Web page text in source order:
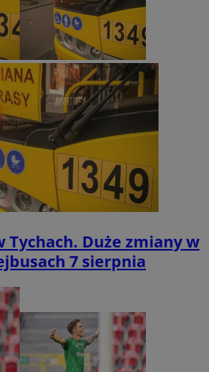
Tychach. Duże zmiany w
7 sierpnia